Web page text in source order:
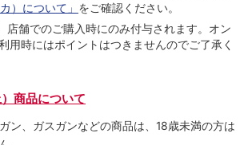
）について」 をご確認ください。
店舗でのご購⼊時にのみ付与されます。オン
用時にはポイントはつきませんのでご了承く
商品について
ン、ガスガンなどの商品は、18歳未満の方は